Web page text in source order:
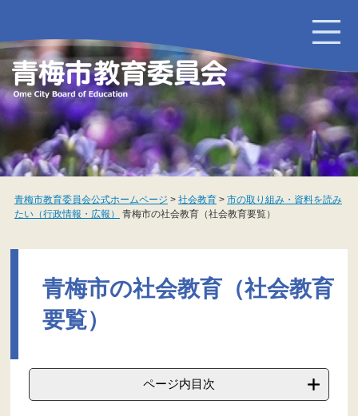
ジ
の
頭
で
す
ュ
ー
飛
ば
し
本
文
青梅市教育委員会公式ホームページ > 社会教育> 市の取り組み・資料を読み
たい（行政情報・広報）
青梅市の社会教育（社会教育要覧）
青梅市の社会教育（社会教育
要覧）
ページ内目次